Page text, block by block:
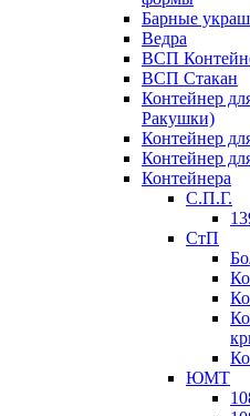
Барные
Ведра
ВСП
ВСП Стакан
Контейнер
Ракушки)
Контейнер
Контейнер
Контейнера
С.П.Г.
СтП
ЮМТ